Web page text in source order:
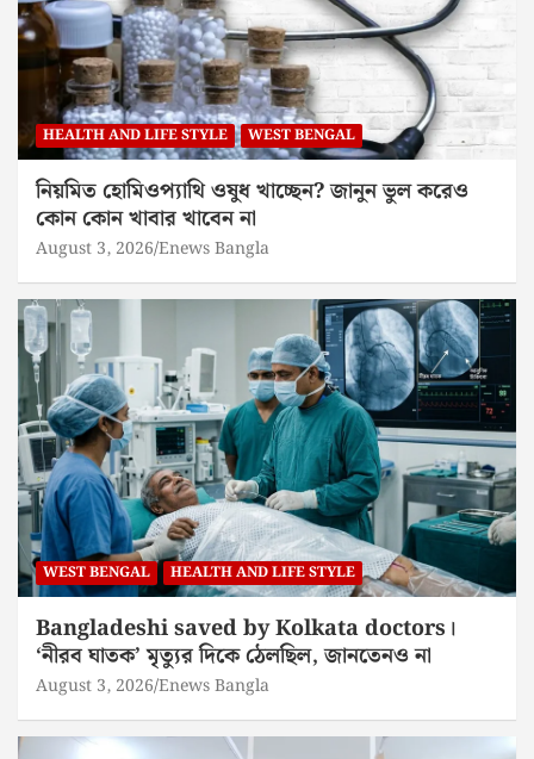
HEALTH AND LIFE STYLE WEST BENGAL
নিয়মিত হোমিওপ্যাথি ওষুধ খাচ্ছেন? জানুন ভুল করেও
কোন কোন খাবার খাবেন না
August 3, 2026 Enews Bangla
WEST BENGAL HEALTH AND LIFE STYLE
Bangladeshi saved by Kolkata doctors।
‘নীরব ঘাতক’ মৃত্যুর দিকে ঠেলছিল, জানতেনও না
August 3, 2026 Enews Bangla